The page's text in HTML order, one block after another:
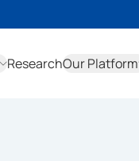
ResearchOur Platform